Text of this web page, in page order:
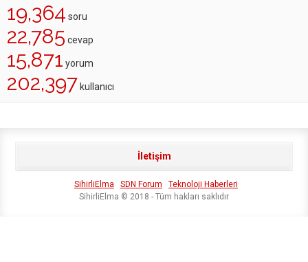
19,364 soru
22,785 cevap
15,871 yorum
202,397 kullanıcı
İletişim
SihirliElma SDN Forum
Teknoloji Haberleri
SihirliElma © 2018 - Tüm hakları saklıdır